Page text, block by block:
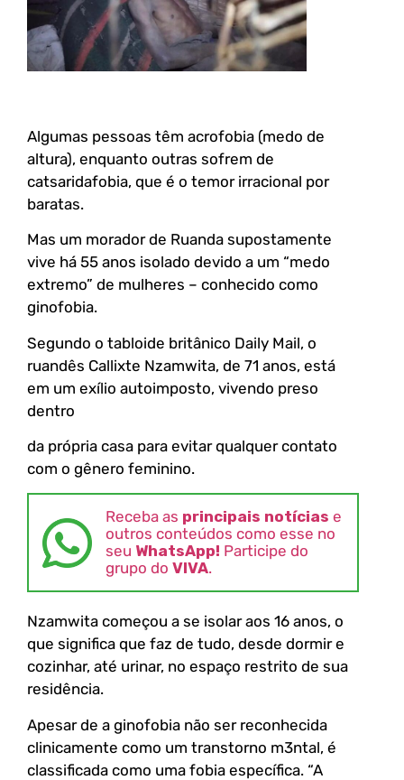
Algumas pessoas têm acrofobia (medo de
altura), enquanto outras sofrem de
catsaridafobia, que é o temor irracional por
baratas.
Mas um morador de Ruanda supostamente
vive há 55 anos isolado devido a um “medo
extremo” de mulheres – conhecido como
ginofobia.
Segundo o tabloide britânico Daily Mail, o
ruandês Callixte Nzamwita, de 71 anos, está
em um exílio autoimposto, vivendo preso
dentro
da própria casa para evitar qualquer contato
com o gênero feminino.
Receba as principais notícias e
outros conteúdos como esse no
seu WhatsApp! Participe do
grupo do VIVA.
Nzamwita começou a se isolar aos 16 anos, o
que significa que faz de tudo, desde dormir e
cozinhar, até urinar, no espaço restrito de sua
residência.
Apesar de a ginofobia não ser reconhecida
clinicamente como um transtorno m3ntal, é
classificada como uma fobia específica. “A